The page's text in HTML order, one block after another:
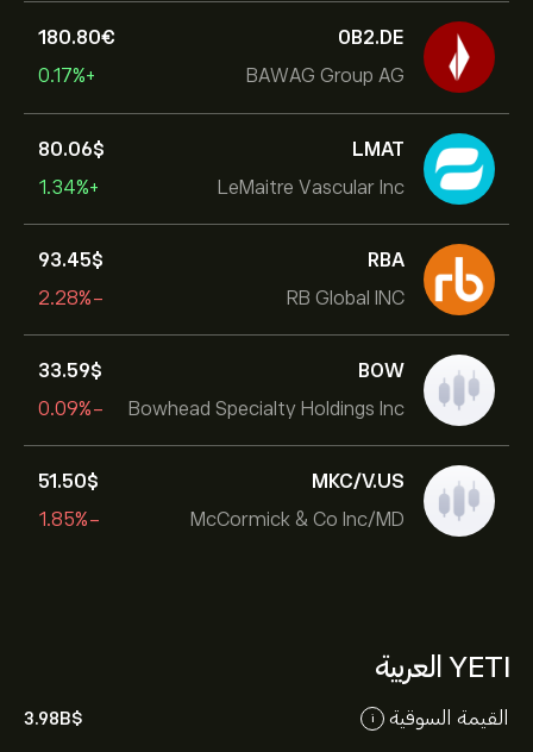
0B2.DE
BAWAG Group AG
180.80‎€‎
+0.17%
LMAT
LeMaitre Vascular Inc
80.06‎$‎
+1.34%
RBA
RB Global INC
93.45‎$‎
-2.28%
BOW
Bowhead Specialty Holdings Inc
33.59‎$‎
-0.09%
MKC/V.US
McCormick & Co Inc/MD
51.50‎$‎
-1.85%
YETI العربية
القيمة السوقية i
3.98B‎$‎